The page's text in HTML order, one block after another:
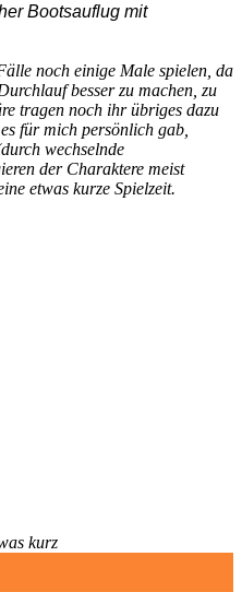
Bootsauflug mit
noch einige Male spielen, da
besser zu machen, zu
tragen noch ihr übriges dazu
für mich persönlich gab,
wechselnde
der Charaktere meist
etwas kurze Spielzeit.
kurz